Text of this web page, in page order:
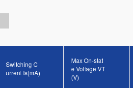
Switching C
urrent Is(mA)
Max On-stat
e Voltage VT
(V)